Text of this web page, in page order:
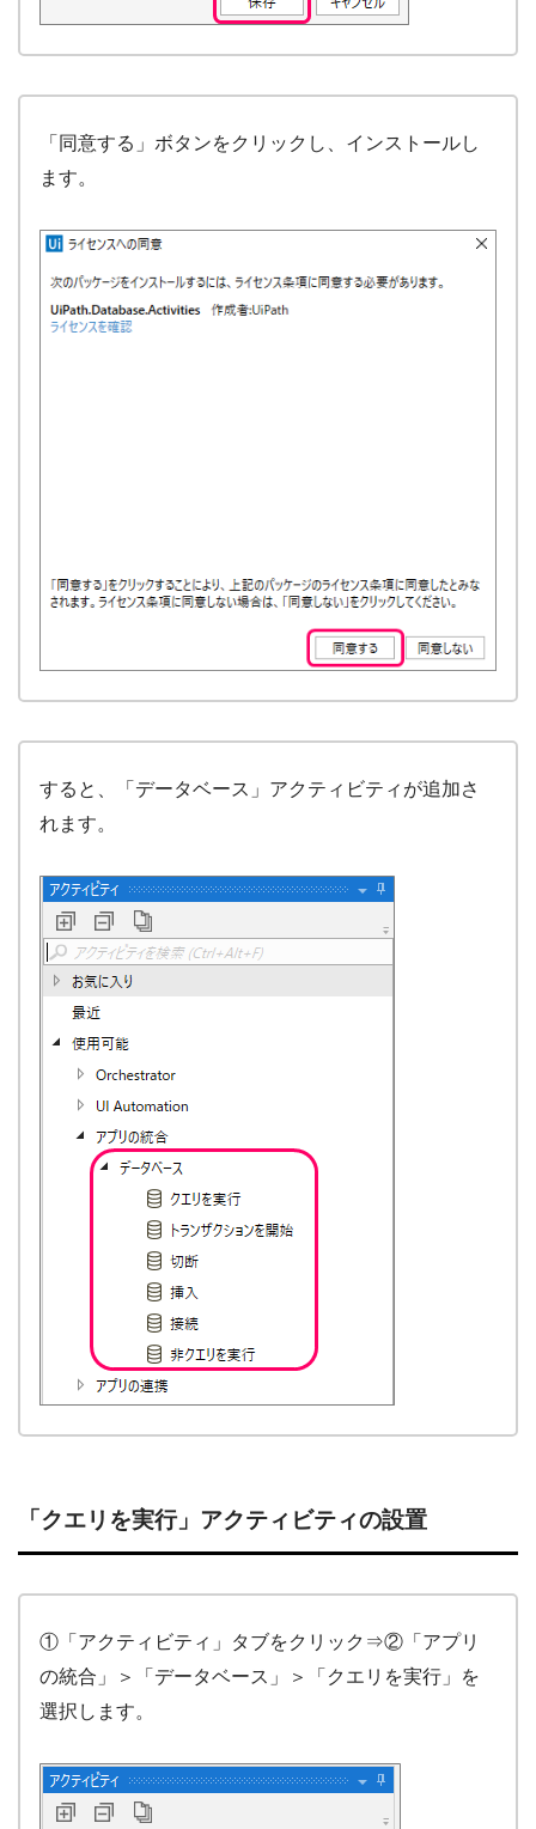
「同意する」ボタンをクリックし、インストールし
ます。
すると、「データベース」アクティビティが追加さ
れます。
「クエリを実行」アクティビティの設置
①「アクティビティ」タブをクリック⇒②「アプリ
の統合」＞「データベース」＞「クエリを実行」を
選択します。